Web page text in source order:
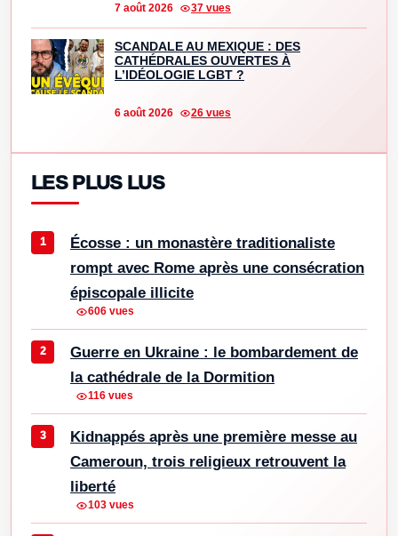
7 août 2026 37 vues
SCANDALE AU MEXIQUE : DES
CATHÉDRALES OUVERTES À
L’IDÉOLOGIE LGBT ?
6 août 2026 26 vues
LES PLUS LUS
Écosse : un monastère traditionaliste
rompt avec Rome après une consécration
épiscopale illicite
606 vues
Guerre en Ukraine : le bombardement de
la cathédrale de la Dormition
116 vues
Kidnappés après une première messe au
Cameroun, trois religieux retrouvent la
liberté
103 vues